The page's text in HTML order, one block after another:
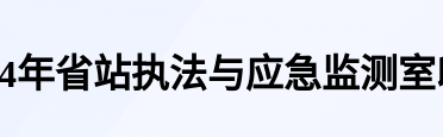
年省站执法与应急监测